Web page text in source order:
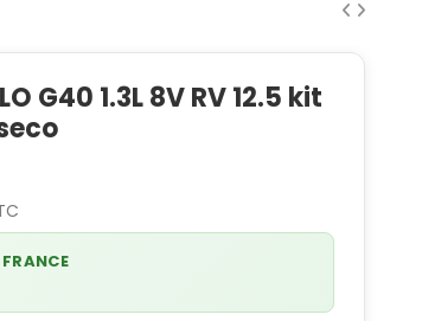
G40 1.3L 8V RV 12.5 kit